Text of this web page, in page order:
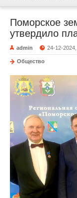
Поморское
утвердило
admin 24-12-
Общество